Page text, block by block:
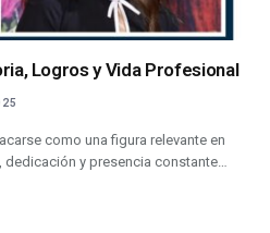
Logros y Vida Profesional
como una figura relevante en
y presencia constante…